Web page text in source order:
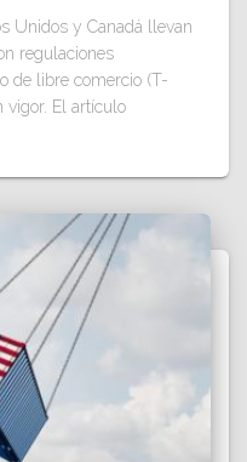
Unidos y Canadá llevan
regulaciones
de libre comercio (T-
vigor. El artículo